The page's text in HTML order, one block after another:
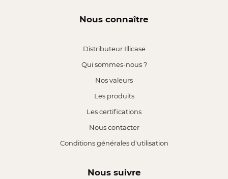
Nous connaître
Distributeur Illicase
Qui sommes-nous ?
Nos valeurs
Les produits
Les certifications
Nous contacter
Conditions générales d'utilisation
Nous suivre